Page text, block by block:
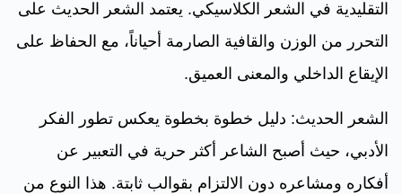
التقليدية في الشعر الكلاسيكي. يعتمد الشعر الحديث على
التحرر من الوزن والقافية الصارمة أحياناً، مع الحفاظ على
الإيقاع الداخلي والمعنى العميق.
الشعر الحديث: دليل خطوة بخطوة يعكس تطور الفكر
الأدبي، حيث أصبح الشاعر أكثر حرية في التعبير عن
أفكاره ومشاعره دون الالتزام بقوالب ثابتة. هذا النوع من